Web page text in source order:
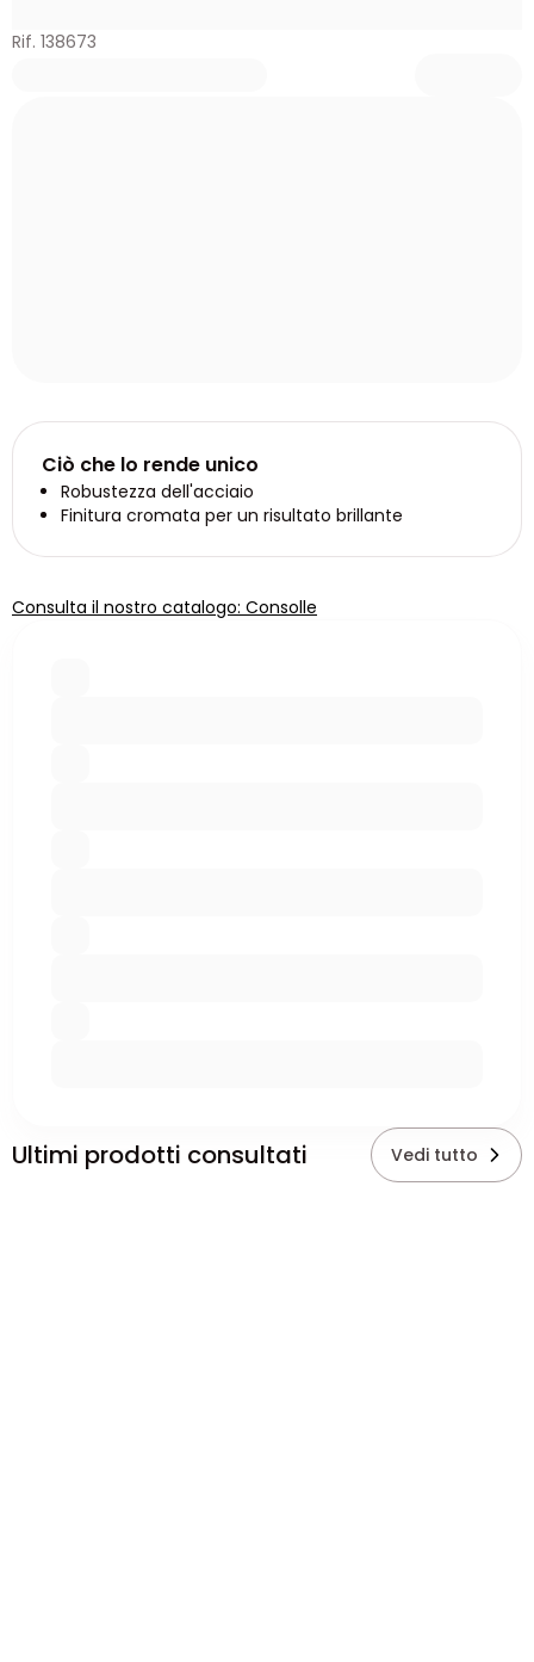
Rif. 138673
Ciò che lo rende unico
Robustezza dell'acciaio
Finitura cromata per un risultato brillante
Consulta il nostro catalogo: Consolle
Ultimi prodotti consultati Vedi tutto